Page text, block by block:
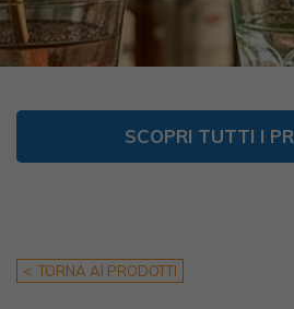
SCOPRI TUTTI I
< TORNA AI PRODOTTI